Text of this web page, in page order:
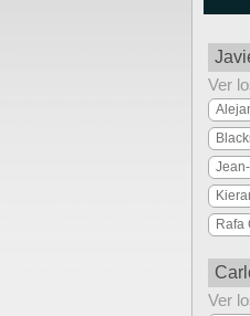
Ver
Rafa
Ver